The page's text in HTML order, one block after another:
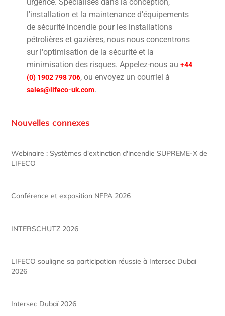
l'installation et la maintenance d'équipements
de sécurité incendie pour les installations
pétrolières et gazières, nous nous concentrons
sur l'optimisation de la sécurité et la
minimisation des risques. Appelez-nous au +44
(0) 1902 798 706, ou envoyez un courriel à
sales@lifeco-uk.com.
Nouvelles connexes
Webinaire : Systèmes d'extinction d'incendie SUPREME-X de
LIFECO
Conférence et exposition NFPA 2026
INTERSCHUTZ 2026
LIFECO souligne sa participation réussie à Intersec Dubai
2026
Intersec Dubaï 2026